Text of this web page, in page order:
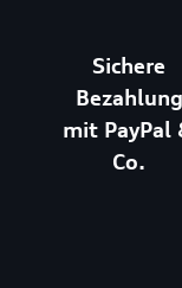
Sichere
Bezahlung
mit PayPal
Co.